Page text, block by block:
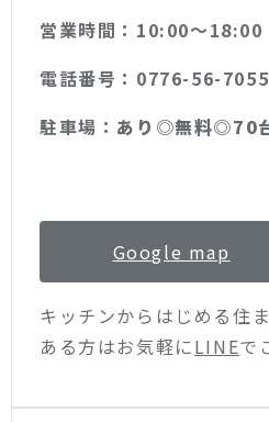
営業時間：10:00〜18:00
電話番号：0776-56-7055
駐車場： あり◎無料◎70
Google map
キッチンからはじめる住
ある方はお気軽にLINEで